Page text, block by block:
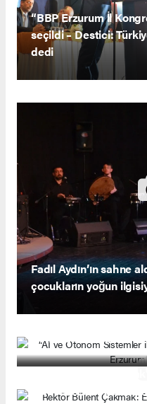
“BBP Erzurum İl
seçildi – Destici:
dedi
Fadıl Aydın’ın sahne
çocukların yoğun
Konferansı
Merkezini Halkın